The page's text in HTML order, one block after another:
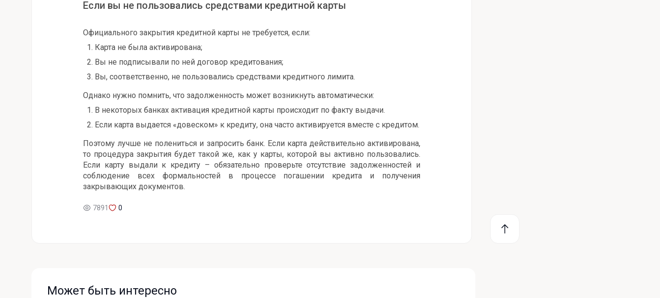
Если вы не пользовались средствами кредитной карты
Официального закрытия кредитной карты не требуется, если:
Карта не была активирована;
Вы не подписывали по ней договор кредитования;
Вы, соответственно, не пользовались средствами кредитного лимита.
Однако нужно помнить, что задолженность может возникнуть автоматически:
В некоторых банках активация кредитной карты происходит по факту выдачи.
Если карта выдается «довеском» к кредиту, она часто активируется вместе с кредитом.
Поэтому лучше не полениться и запросить банк. Если карта действительно активирована,
то процедура закрытия будет такой же, как у карты, которой вы активно пользовались.
Если карту выдали к кредиту – обязательно проверьте отсутствие задолженностей и
соблюдение всех формальностей в процессе погашении кредита и получения
закрывающих документов.
7891 0
Может быть интересно